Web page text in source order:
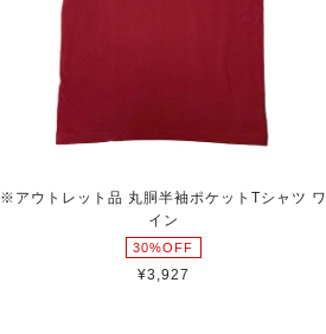
※アウトレット品 丸胴半袖ポケットTシャツ ワ
イン
30%OFF
¥3,927